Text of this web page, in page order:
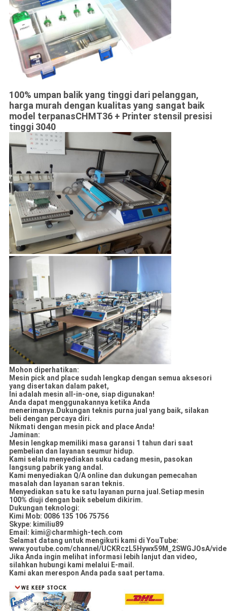
100% umpan balik yang tinggi dari pelanggan,
harga murah dengan kualitas yang sangat baik
model terpanasCHMT36 + Printer stensil presisi
tinggi 3040
Mohon diperhatikan:
Mesin pick and place sudah lengkap dengan semua aksesori
yang disertakan dalam paket,
Ini adalah mesin all-in-one, siap digunakan!
Anda dapat menggunakannya ketika Anda
menerimanya.Dukungan teknis purna jual yang baik, silakan
beli dengan percaya diri.
Nikmati dengan mesin pick and place Anda!
Jaminan:
Mesin lengkap memiliki masa garansi 1 tahun dari saat
pembelian dan layanan seumur hidup.
Kami selalu menyediakan suku cadang mesin, pasokan
langsung pabrik yang andal.
Kami menyediakan Q/A online dan dukungan pemecahan
masalah dan layanan saran teknis.
Menyediakan satu ke satu layanan purna jual.Setiap mesin
100% diuji dengan baik sebelum dikirim.
Dukungan teknologi:
Kimi Mob: 0086 135 106 75756
Skype: kimiliu89
Email: kimi@charmhigh-tech.com
Selamat datang untuk mengikuti kami di YouTube:
www.youtube.com/channel/UCKRczL5Hywx59M_2SWGJOsA/
Jika Anda ingin melihat informasi lebih lanjut dan video,
silahkan hubungi kami melalui E-mail.
Kami akan merespon Anda pada saat pertama.